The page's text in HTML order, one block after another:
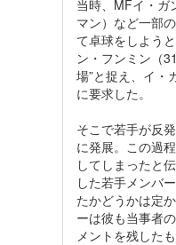
当時、MFイ・ガ
マン）など一部
て卓球をしよう
ン・フンミン（
場”と捉え、イ・
に要求した。
そこで若手が反
に発展。この過
してしまったと
した若手メンバ
たかどうかは定
ーは彼も当事者
メントを残した